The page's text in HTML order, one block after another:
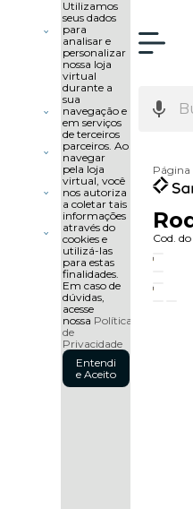
Utilizamos
seus dados
para
analisar e
personalizar
nossa loja
virtual
durante a
sua
navegação e
em serviços
de terceiros
parceiros. Ao
navegar
pela loja
virtual, você
nos autoriza
a coletar tais
informações
através do
cookies e
utilizá-las
para estas
finalidades.
Em caso de
dúvidas,
acesse
nossa Política
de
Privacidade
Entendi
e Aceito
Cod.